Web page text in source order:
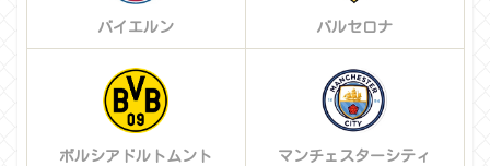
バイエルン バルセロナ
ボルシアドルトムント マンチェスターシティ